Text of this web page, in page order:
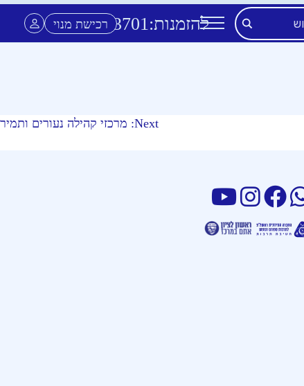
להזמנות: *3701 רכישת מנוי
Next: מרכזי קהילה נעורים ותמיר